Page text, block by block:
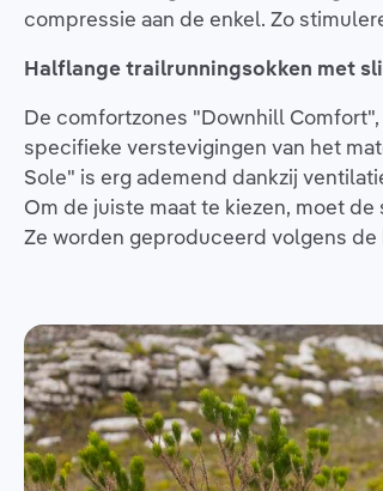
compressie aan de enkel. Zo
Halflange trailrunningsokken met
De comfortzones "Downhill
specifieke verstevigingen van het
Sole" is erg ademend dankzij
Om de juiste maat te kiezen, moet
Ze worden geproduceerd volgens